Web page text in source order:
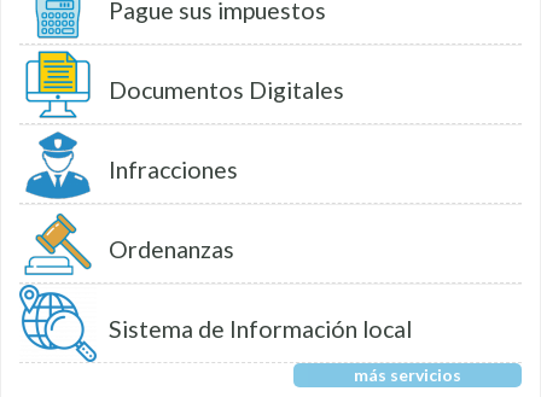
Pague sus impuestos
Documentos Digitales
Infracciones
Ordenanzas
Sistema de Información local
más servicios